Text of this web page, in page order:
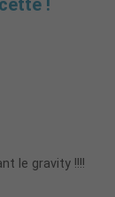
!
le gravity !!!!